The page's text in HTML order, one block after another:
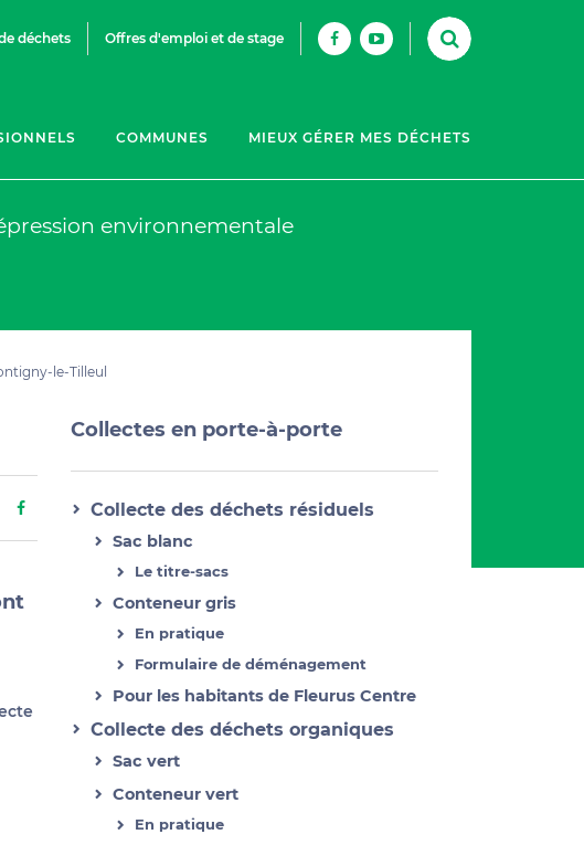
déchets Offres d'emploi et de stage
COMMUNES MIEUX GÉRER MES DÉCHETS
environnementale
le-Tilleul
Collectes en porte-à-porte
Collecte des déchets résiduels
Sac blanc
Le titre-sacs
Conteneur gris
En pratique
Formulaire de déménagement
Pour les habitants de Fleurus Centre
Collecte des déchets organiques
Sac vert
Conteneur vert
En pratique